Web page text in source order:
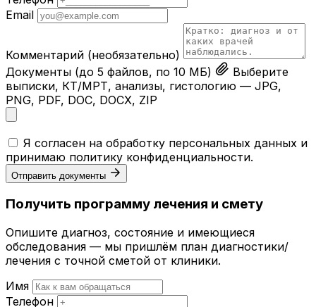
Email
Комментарий (необязательно)
Документы (до 5 файлов, по 10 МБ)
Выберите
выписки, КТ/МРТ, анализы, гистологию — JPG,
PNG, PDF, DOC, DOCX, ZIP
Я согласен на обработку персональных данных и
принимаю политику конфиденциальности.
Отправить документы
Получить программу лечения и смету
Опишите диагноз, состояние и имеющиеся
обследования — мы пришлём план диагностики/
лечения с точной сметой от клиники.
Имя
Телефон